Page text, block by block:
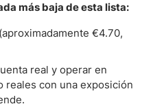
más baja de esta lista:
€4.70,
real y operar en
reales con una exposición